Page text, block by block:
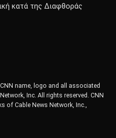
κατά της Διαφθοράς
name, logo and all associated
Inc. All rights reserved. CNN
of Cable News Network, Inc.,